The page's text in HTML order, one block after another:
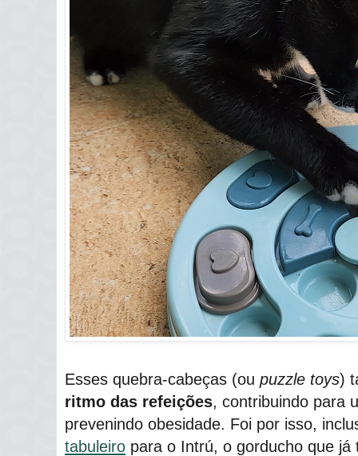
Esses quebra-cabeças (ou puzzle toys)
ritmo das refeições, contribuindo para
prevenindo obesidade. Foi por isso,
tabuleiro para o Intrú, o gorducho que